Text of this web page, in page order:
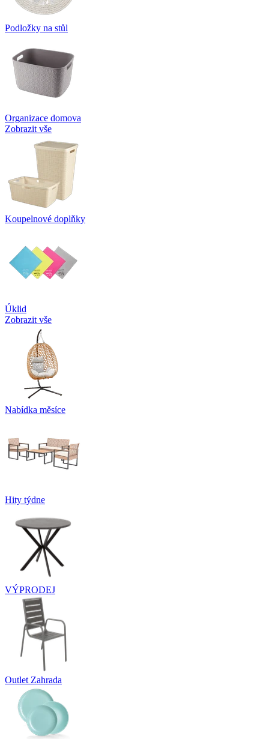
Podložky na stůl
Organizace domova
Zobrazit vše
Koupelnové doplňky
Úklid
Zobrazit vše
Nabídka měsíce
Hity týdne
VÝPRODEJ
Outlet Zahrada